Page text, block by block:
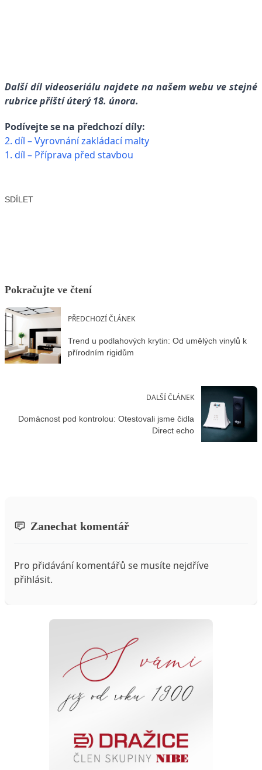
Další díl videoseriálu najdete na našem webu ve stejné
rubrice příští úterý 18. února.
Podívejte se na předchozí díly:
2. díl – Vyrovnání zakládací malty
1. díl – Příprava před stavbou
SDÍLET
Pokračujte ve čtení
PŘEDCHOZÍ ČLÁNEK
Trend u podlahových krytin: Od umělých vinylů k
přírodním rigidům
DALŠÍ ČLÁNEK
Domácnost pod kontrolou: Otestovali jsme čidla
Direct echo
Zanechat komentář
Pro přidávání komentářů se musíte nejdříve
přihlásit.